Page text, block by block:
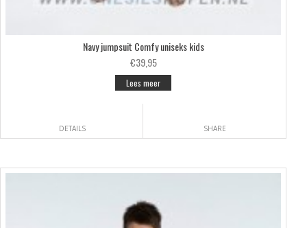
Navy jumpsuit Comfy uniseks kids
€39,95
Lees meer
DETAILS SHARE